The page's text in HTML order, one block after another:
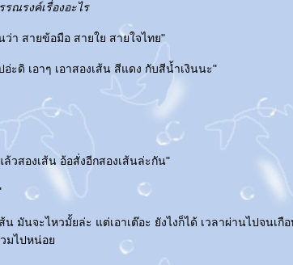
รณรงค์เรื่องอะไร
า สายข้อมือ สายใย สายใจไทย"
ะดิ เอาๆ เอาสองเส้น สีแดง กับสีน้ำเงินนะ"
วสองเส้น อ้อสั่งอีกสองเส้นล่ะกัน"
มันจะไหวมั้ยล่ะ แต่เอาเต๊อะ ยังไงก็ได้ เวลาผ่านไปจนเ
วมไปหน่อ